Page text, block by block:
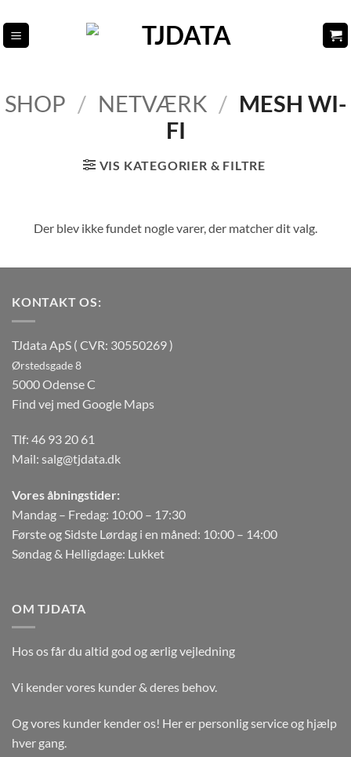
til
indhold
SHOP / NETVÆRK / MESH WI-
FI
VIS KATEGORIER & FILTRE
Der blev ikke fundet nogle varer, der matcher dit valg.
KONTAKT OS:
TJdata ApS ( CVR: 30550269 )
Ørstedsgade 8
5000 Odense C
Find vej med Google Maps
Tlf: 46 93 20 61
Mail: salg@tjdata.dk
Vores åbningstider:
Mandag – Fredag: 10:00 – 17:30
Første og Sidste Lørdag i en måned: 10:00 – 14:00
Søndag & Helligdage: Lukket
OM TJDATA
Hos os får du altid god og ærlig vejledning
Vi kender vores kunder & deres behov.
Og vores kunder kender os! Her er personlig service og hjælp
hver gang.